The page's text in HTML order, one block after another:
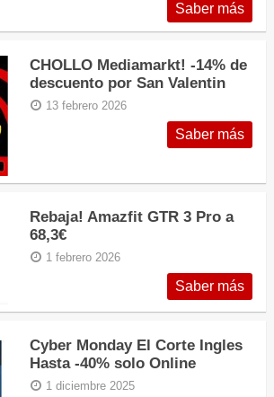
Saber más
CHOLLO Mediamarkt! -14% de
descuento por San Valentin
13 febrero 2026
Saber más
Rebaja! Amazfit GTR 3 Pro a
68,3€
1 febrero 2026
Saber más
Cyber Monday El Corte Ingles
Hasta -40% solo Online
1 diciembre 2025